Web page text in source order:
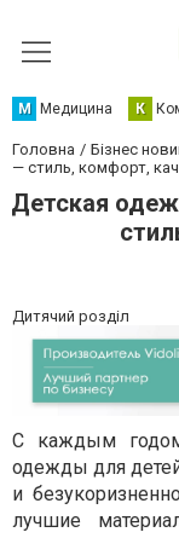
М Медицина К
Головна Бізнес
— стиль, комфорт,
Детская
Дитячий розділ
С каждым годом
одежды для
и
лучшие